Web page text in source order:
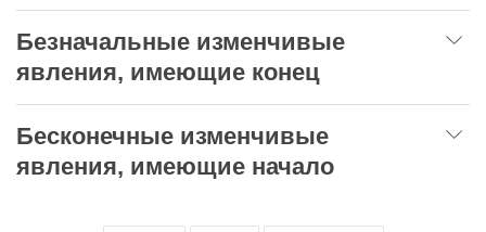
Безначальные изменчивые
явления, имеющие конец
Бесконечные изменчивые
явления, имеющие начало